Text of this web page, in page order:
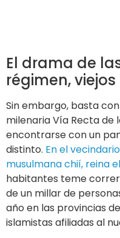
El drama de
régimen,
Sin embargo, basta
milenaria Vía Recta de
encontrarse con un
distinto. En el
musulmana chií, reina
habitantes teme
de un millar de
año en las provincias
islamistas afiliadas al